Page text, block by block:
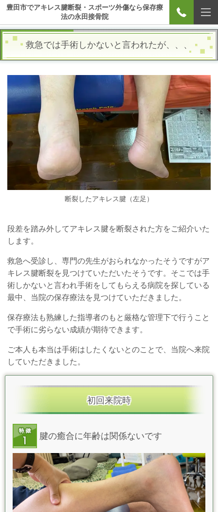
豊田市でアキレス腱断裂・スポーツ外傷なら保存療
法の永田接骨院
救急では手術しかないと言われたが、、、
断裂したアキレス腱（左足）
段差を踏み外してアキレス腱を断裂された方をご紹介いた
します。
救急へ受診し、専門の先生がおられなかったそうですがア
キレス腱断裂を見つけていただいたそうです。そこでは手
術しかないと言われ手術をしてもらえる病院を探している
最中、当院の保存療法を見つけていただきました。
保存療法も熟練した指導者のもと厳格な管理下で行うこと
で手術に劣らない成績が期待できます。
ご本人も本当は手術はしたくないとのことで、当院へ来院
していただきました。
初回来院時
腱の癒合に年齢は関係ないです